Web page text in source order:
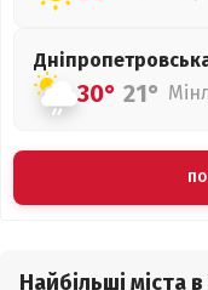
30° 21°
Найбільші міста в